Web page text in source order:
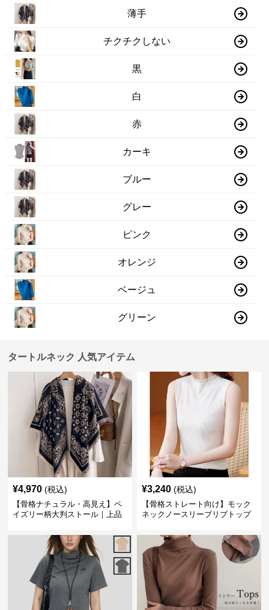
薄手
チクチクしない
黒
白
赤
カーキ
ブルー
グレー
ピンク
オレンジ
ベージュ
グリーン
タートルネック 人気アイテム
¥4,970 (税込)
【骨格ナチュラル・高見え】ペ
イズリー柄大判ストール｜上品
¥3,240 (税込)
【骨格ストレート向け】モック
ネックノースリーブリブトップ